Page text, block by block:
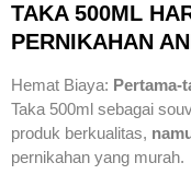
TAKA 500ML
PERNIKAHAN
Hemat Biaya: Pertama-
Taka 500ml sebagai
produk berkualitas,
pernikahan yang murah.